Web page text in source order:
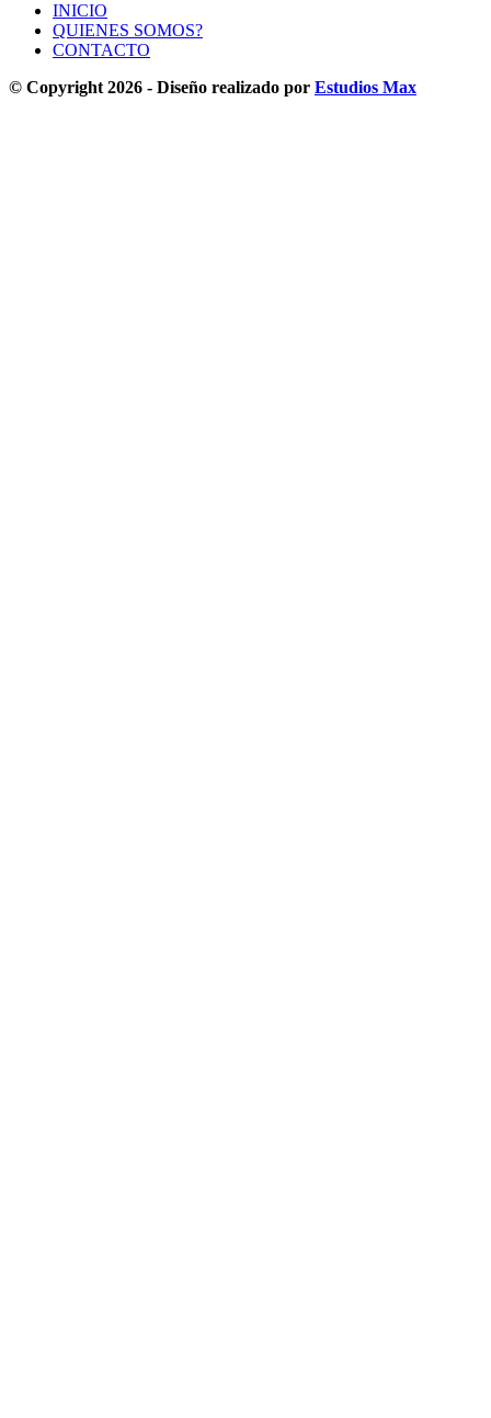
INICIO
QUIENES SOMOS?
CONTACTO
© Copyright 2026 - Diseño realizado por Estudios Max